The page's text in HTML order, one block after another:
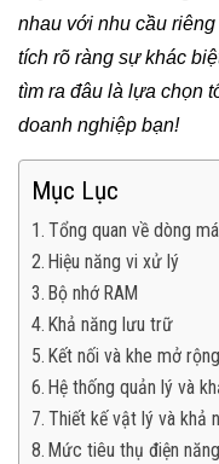
nhau với nhu cầu
tích rõ ràng sự khác
tìm ra đâu là lựa chọn
doanh nghiệp bạn!
Mục Lục
Tổng quan về dòng
Hiệu năng vi xử lý
Bộ nhớ RAM
Khả năng lưu trữ
Kết nối và khe mở rộng
Hệ thống quản lý và
Thiết kế vật lý và khả
Mức tiêu thụ điện